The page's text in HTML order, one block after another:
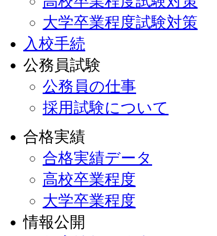
大学卒業程度試験対策
入校手続
公務員試験
公務員の仕事
採用試験について
合格実績
合格実績データ
高校卒業程度
大学卒業程度
情報公開